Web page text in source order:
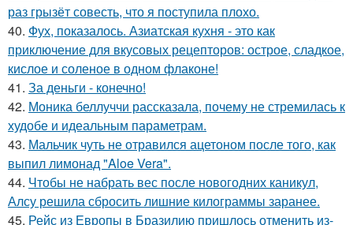
раз грызёт совесть, что я поступила плохо.
40. Фух, показалось. Азиатская кухня - это как
приключение для вкусовых рецепторов: острое, сладкое,
кислое и соленое в одном флаконе!
41. За деньги - конечно!
42. Моника беллуччи рассказала, почему не стремилась к
худобе и идеальным параметрам.
43. Мальчик чуть не отравился ацетоном после того, как
выпил лимонад "Aloe Vera".
44. Чтобы не набрать вес после новогодних каникул,
Алсу решила сбросить лишние килограммы заранее.
45. Рейс из Европы в Бразилию пришлось отменить из-